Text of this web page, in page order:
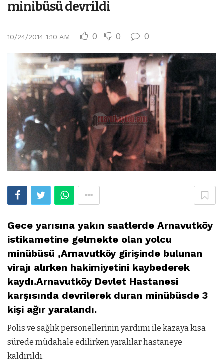
minibüsü devrildi
10/24/2014 1:10 AM 0 0 0
Gece yarısına yakın saatlerde Arnavutköy
istikametine gelmekte olan yolcu
minübüsü ,Arnavutköy girişinde bulunan
virajı alırken hakimiyetini kaybederek
kaydı.Arnavutköy Devlet Hastanesi
karşısında devrilerek duran minübüsde 3
kişi ağır yaralandı.
Polis ve sağlık personellerinin yardımı ile kazaya kısa
sürede müdahale edilirken yaralılar hastaneye
kaldırıldı.